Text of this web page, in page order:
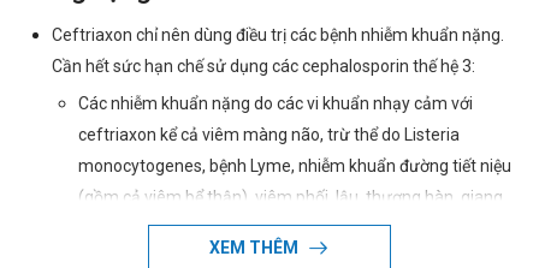
Ceftriaxon chỉ nên dùng điều trị các bệnh nhiễm khuẩn nặng.
Cần hết sức hạn chế sử dụng các cephalosporin thế hệ 3:
Các nhiễm khuẩn nặng do các vi khuẩn nhạy cảm với
ceftriaxon kể cả viêm màng não, trừ thể do Listeria
monocytogenes, bệnh Lyme, nhiễm khuẩn đường tiết niệu
(gồm cả viêm bể thận), viêm phối, lậu, thương hàn, giang
mai, nhiễm khuẩn huyết, nhiễm khuẩn xương và khớp,
XEM THÊM